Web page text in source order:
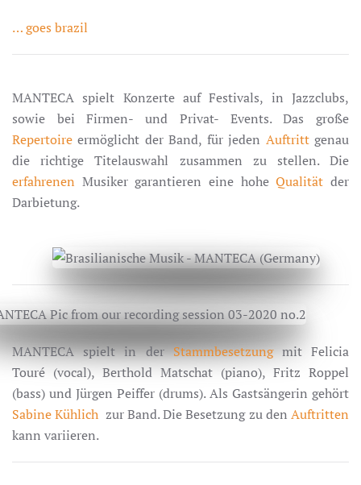
… goes brazil
MANTECA spielt Konzerte auf Festivals, in Jazzclubs,
sowie bei Firmen- und Privat- Events. Das große
Repertoire ermöglicht der Band, für jeden Auftrittgenau
die richtige Titelauswahl zusammen zu stellen. Die
erfahrenen Musiker garantieren eine hoheQualität der
Darbietung.
MANTECA spielt in derStammbesetzungmit Felicia
Touré (vocal), Berthold Matschat (piano), Fritz Roppel
(bass) und Jürgen Peiffer (drums). Als Gastsängerin gehört
Sabine Kühlich zur Band. Die Besetzung zu denAuftritten
kann variieren.